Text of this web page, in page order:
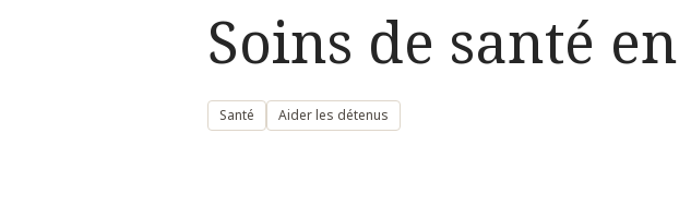
Soins de santé
Santé Aider les détenus